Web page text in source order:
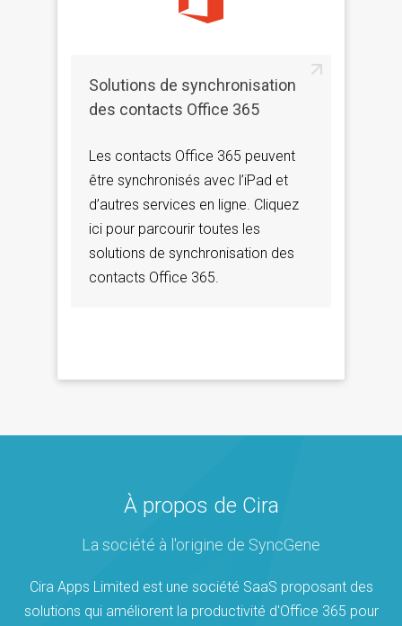
Solutions de synchronisation
des contacts Office 365
Les contacts Office 365 peuvent
être synchronisés avec l’iPad et
d’autres services en ligne. Cliquez
ici pour parcourir toutes les
solutions de synchronisation des
contacts Office 365.
À propos de Cira
La société à l'origine de SyncGene
Cira Apps Limited est une société SaaS proposant des
solutions qui améliorent la productivité d'Office 365 pour